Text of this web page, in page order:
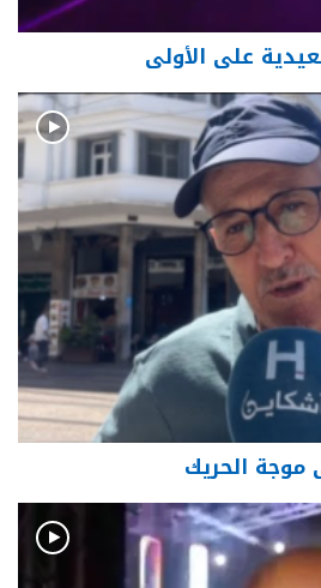
على الأولى
موجة الحريك